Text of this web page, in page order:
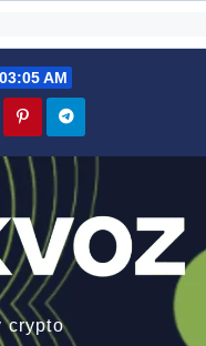
AM
crypto